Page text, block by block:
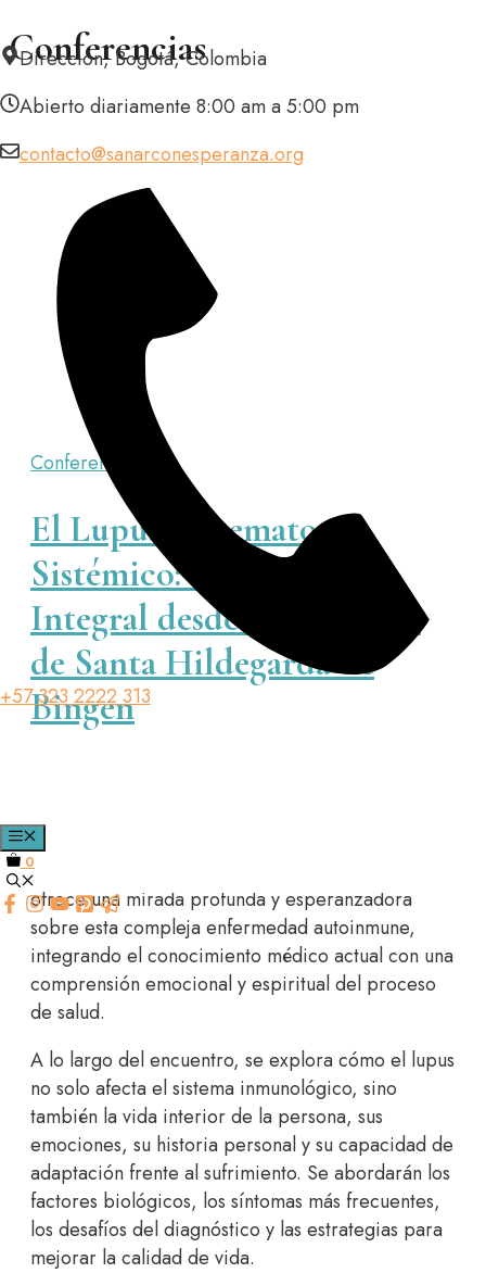
Saltar
al
contenido
Dirección, Bogotá, Colombia
Abierto diariamente 8:00 am a 5:00 pm
contacto@sanarconesperanza.org
+57 323 2222 313
0
Conferencias
Por la salud del cuerpo y del alma
Conferencias
El Lupus Eritematoso
Sistémico: Una Mirada
Integral desde la Medicina
de Santa Hildegarda de
Bingen
30000
El curso sobre el Lupus Eritematoso Sistémico
ofrece una mirada profunda y esperanzadora
sobre esta compleja enfermedad autoinmune,
integrando el conocimiento médico actual con una
comprensión emocional y espiritual del proceso
de salud.
A lo largo del encuentro, se explora cómo el lupus
no solo afecta el sistema inmunológico, sino
también la vida interior de la persona, sus
emociones, su historia personal y su capacidad de
adaptación frente al sufrimiento. Se abordarán los
factores biológicos, los síntomas más frecuentes,
los desafíos del diagnóstico y las estrategias para
mejorar la calidad de vida.